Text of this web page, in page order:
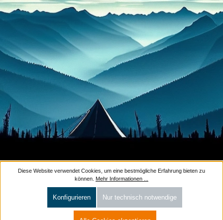
Diese Website verwendet Cookies, um eine bestmögliche Erfahrung bieten zu
können. Mehr Informationen ...
Nur technisch notwendige
Konfigurieren